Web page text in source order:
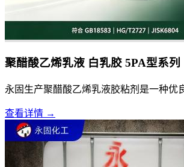
聚醋酸乙烯乳液 白乳胶 5PA型系列
永固生产聚醋酸乙烯乳液胶粘剂是一种优
查看详情 →